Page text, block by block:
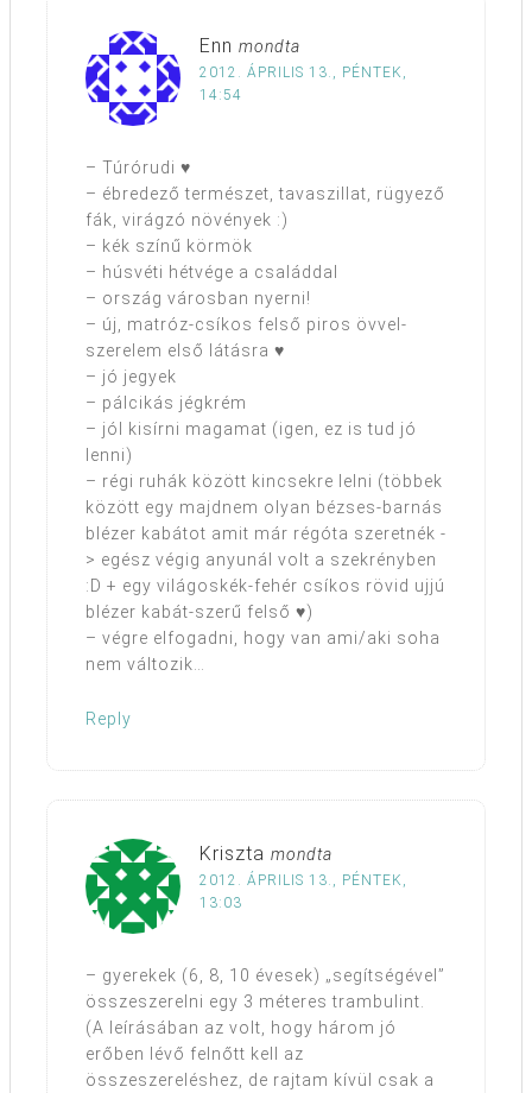
Enn mondta
2012. ÁPRILIS 13., PÉNTEK,
14:54
– Túrórudi ♥
– ébredező természet, tavaszillat, rügyező
fák, virágzó növények :)
– kék színű körmök
– húsvéti hétvége a családdal
– ország városban nyerni!
– új, matróz-csíkos felső piros övvel-
szerelem első látásra ♥
– jó jegyek
– pálcikás jégkrém
– jól kisírni magamat (igen, ez is tud jó
lenni)
– régi ruhák között kincsekre lelni (többek
között egy majdnem olyan bézses-barnás
blézer kabátot amit már régóta szeretnék -
> egész végig anyunál volt a szekrényben
:D + egy világoskék-fehér csíkos rövid ujjú
blézer kabát-szerű felső ♥)
– végre elfogadni, hogy van ami/aki soha
nem változik…
Reply
Kriszta mondta
2012. ÁPRILIS 13., PÉNTEK,
13:03
– gyerekek (6, 8, 10 évesek) „segítségével”
összeszerelni egy 3 méteres trambulint.
(A leírásában az volt, hogy három jó
erőben lévő felnőtt kell az
összeszereléshez, de rajtam kívül csak a